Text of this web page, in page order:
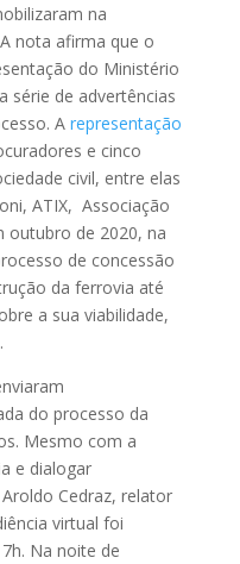
na
nota afirma que o
do Ministério
série de advertências
Arepresentação
e cinco
civil, entre elas
ATIX, Associação
outubro de 2020, na
de concessão
da ferrovia até
a sua viabilidade,
do processo da
Mesmo com a
e dialogar
Cedraz, relator
virtual foi
Na noite de